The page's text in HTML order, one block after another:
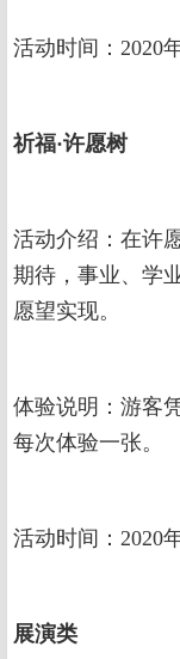
活动时间：2020
祈福·许愿树
活动介绍：在许
期待，事业、学
愿望实现。
体验说明：游客
每次体验一张。
活动时间：2020
展演类